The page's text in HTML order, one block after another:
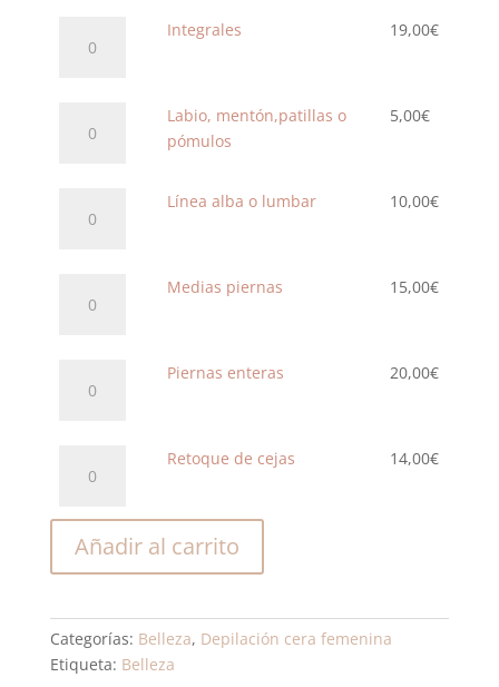
cantidad
Integrales 19,00€
mentón,patillas
cantidad
Labio, mentón,patillas o
pómulos
5,00€
alba
cantidad
Línea alba o lumbar 10,00€
piernas
Medias piernas 15,00€
enteras
Piernas enteras 20,00€
cantidad
Retoque de cejas 14,00€
Añadir al carrito
Categorías: Belleza, Depilación cera femenina
Etiqueta: Belleza